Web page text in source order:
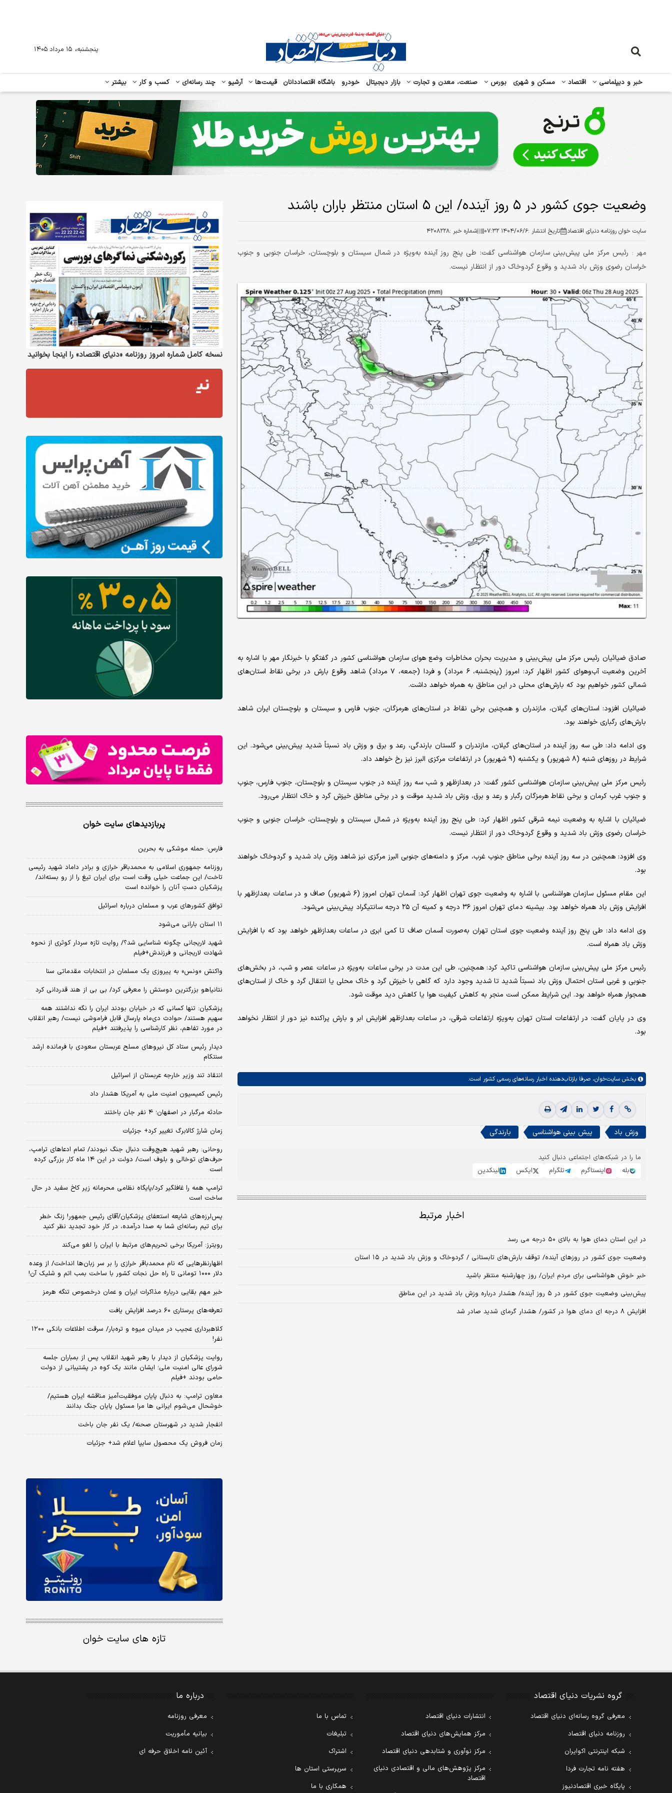
خبر و دیپلماسی اقتصاد مسکن و شهری بورس صنعت، معدن و تجارت بازار دیجیتال خودرو باشگاه اقتصاددانان قیمت‌ها آرشیو چند رسانه‌ای کسب و کار بیشتر
پنجشنبه، ۱۵ مرداد ۱۴۰۵
وضعیت جوی کشور در ۵ روز آینده/ این ۵ استان منتظر باران باشند
سایت خوان روزنامه دنیای اقتصاد تاریخ انتشار :۱۴۰۴/۰۶/۶ ۰۷:۳۲ شماره خبر :۴۲۰۸۲۲۸
مهر : رئیس مرکز ملی پیش‌بینی سازمان هواشناسی گفت: طی پنج روز آینده به‌ویژه در شمال سیستان و بلوچستان، خراسان جنوبی و جنوب
خراسان رضوی وزش باد شدید و وقوع گردوخاک دور از انتظار نیست.
صادق ضیائیان رئیس مرکز ملی پیش‌بینی و مدیریت بحران مخاطرات وضع هوای سازمان هواشناسی کشور در گفتگو با خبرنگار مهر با اشاره به
آخرین وضعیت آب‌وهوای کشور اظهار کرد: امروز (پنجشنبه، ۶ مرداد) و فردا (جمعه، ۷ مرداد) شاهد وقوع بارش در برخی نقاط استان‌های
شمالی کشور خواهیم بود که بارش‌های محلی در این مناطق به همراه خواهد داشت.
ضیائیان افزود: استان‌های گیلان، مازندران و همچنین برخی نقاط در استان‌های هرمزگان، جنوب فارس و سیستان و بلوچستان ایران شاهد
بارش‌های رگباری خواهند بود.
وی ادامه داد: طی سه روز آینده در استان‌های گیلان، مازندران و گلستان بارندگی، رعد و برق و وزش باد نسبتاً شدید پیش‌بینی می‌شود. این
شرایط در روزهای شنبه (۸ شهریور) و یکشنبه (۹ شهریور) در ارتفاعات مرکزی البرز نیز رخ خواهد داد.
رئیس مرکز ملی پیش‌بینی سازمان هواشناسی کشور گفت: در بعدازظهر و شب سه روز آینده در جنوب سیستان و بلوچستان، جنوب فارس، جنوب
و جنوب غرب کرمان و برخی نقاط هرمزگان رگبار و رعد و برق، وزش باد شدید موقت و در برخی مناطق خیزش گرد و خاک انتظار می‌رود.
ضیائیان با اشاره به وضعیت نیمه شرقی کشور اظهار کرد: طی پنج روز آینده به‌ویژه در شمال سیستان و بلوچستان، خراسان جنوبی و جنوب
خراسان رضوی وزش باد شدید و وقوع گردوخاک دور از انتظار نیست.
وی افزود: همچنین در سه روز آینده برخی مناطق جنوب غرب، مرکز و دامنه‌های جنوبی البرز مرکزی نیز شاهد وزش باد شدید و گردوخاک خواهند
بود.
این مقام مسئول سازمان هواشناسی با اشاره به وضعیت جوی تهران اظهار کرد: آسمان تهران امروز (۶ شهریور) صاف و در ساعات بعدازظهر با
افزایش وزش باد همراه خواهد بود. بیشینه دمای تهران امروز ۳۶ درجه و کمینه آن ۲۵ درجه سانتیگراد پیش‌بینی می‌شود.
وی ادامه داد: طی پنج روز آینده وضعیت جوی استان تهران به‌صورت آسمان صاف تا کمی ابری در ساعات بعدازظهر خواهد بود که با افزایش
وزش باد همراه است.
رئیس مرکز ملی پیش‌بینی سازمان هواشناسی تاکید کرد: همچنین، طی این مدت در برخی ساعات به‌ویژه در ساعات عصر و شب، در بخش‌های
جنوبی و غربی استان احتمال وزش باد نسبتاً شدید تا شدید وجود دارد که گاهی با خیزش گرد و خاک محلی یا انتقال گرد و خاک از استان‌های
همجوار همراه خواهد بود. این شرایط ممکن است منجر به کاهش کیفیت هوا یا کاهش دید موقت شود.
وی در پایان گفت: در ارتفاعات استان تهران به‌ویژه ارتفاعات شرقی، در ساعات بعدازظهر افزایش ابر و بارش پراکنده نیز دور از انتظار نخواهد
بود.
بخش سایت‌خوان، صرفا بازتاب‌دهنده اخبار رسانه‌های رسمی کشور است.
وزش باد پیش بینی هواشناسی بارندگی
ما را در شبکه‌های اجتماعی دنبال کنید
بله
اینستاگرم تلگرام ایکس لینکدین
اخبار مرتبط
در این استان دمای هوا به بالای ۵۰ درجه می رسد
وضعیت جوی کشور در روزهای آینده/ توقف بارش‌های تابستانی / گردوخاک و وزش باد شدید در ۱۵ استان
خبر خوش هواشناسی برای مردم ایران/ روز چهارشنبه منتظر باشید
پیش‌بینی وضعیت جوی کشور در ۵ روز آینده/ هشدار درباره وزش باد شدید در این مناطق
افزایش ۸ درجه ای دمای هوا در کشور/ هشدار گرمای شدید صادر شد
نسخه کامل شماره امروز روزنامه «دنیای‌ اقتصاد» را اینجا بخوانید
پربازدیدهای سایت خوان
فارس: حمله موشکی به بحرین
روزنامه جمهوری اسلامی به محمدباقر خرازی و برادر داماد شهید رئیسی
تاخت/ این جماعت خیلی وقت است برای ایران تیغ را از رو بسته‌اند/
پزشکیان دستِ آنان را خوانده است
توافق کشورهای عرب و مسلمان درباره اسرائیل
۱۱ استان بارانی می‌شود
شهید لاریجانی چگونه شناسایی شد؟/ روایت تازه سردار کوثری از نحوه
شهادت لاریجانی و فرزندش+فیلم
واکنش «ونس» به پیروزی یک مسلمان در انتخابات مقدماتی سنا
نتانیاهو بزرگترین دوستش را معرفی کرد/ بی بی از هند قدردانی کرد
پزشکیان: تنها کسانی که در خیابان بودند ایران را نگه نداشتند همه
سهیم هستند/ حوادث دی‌ماه پارسال قابل فراموشی نیست/ رهبر انقلاب
در مورد تفاهم، نظر کارشناسی را پذیرفتند +فیلم
دیدار رئیس ستاد کل نیروهای مسلح عربستان سعودی با فرمانده ارشد
سنتکام
انتقاد تند وزیر خارجه عربستان از اسرائیل
رئیس کمیسیون امنیت ملی به آمریکا هشدار داد
حادثه مرگبار در اصفهان؛ ۴ نفر جان باختند
زمان شارژ کالابرگ تغییر کرد+ جزئیات
روحانی: رهبر شهید هیچ‌وقت دنبال جنگ نبودند/ تمام ادعاهای ترامپ،
حرف‌های توخالی و بلوف است/ دولت در این ۱۴ ماه کار بزرگی کرده
است
ترامپ همه را غافلگیر کرد/پایگاه نظامی محرمانه زیر کاخ سفید در حال
ساخت است
پس‌لرزه‌های شایعه استعفای پزشکیان/آقای رئیس جمهور! زنگ خطر
برای تیم رسانه‌ای شما به صدا درآمده، در کار خود تجدید نظر کنید
رویترز: آمریکا برخی تحریم‌های مرتبط با ایران را لغو می‌کند
اظهارنظرهایی که نام محمدباقر خرازی را بر سر زبان‌ها انداخت/ از وعده
دلار ۱۰۰۰ تومانی تا راه حل نجات کشور با ساخت بمب اتم و شلیک آن!
خبر مهم بقایی درباره مذاکرات ایران و عمان درخصوص تنگه هرمز
تعرفه‌های پرستاری ۶۰ درصد افزایش یافت
کلاهبرداری عجیب در میدان میوه و تره‌بار/ سرقت اطلاعات بانکی ۱۲۰۰
نفر!
روایت پزشکیان از دیدار با رهبر شهید انقلاب پس از بمباران جلسه
شورای عالی امنیت ملی؛ ایشان مانند یک کوه در پشتیبانی از دولت
حامی بودند +فیلم
معاون ترامپ: به دنبال پایان موفقیت‌آمیز مناقشه ایران هستیم/
خوشحال می‌شوم ایرانی ها مرا مسئول پایان جنگ بدانند
انفجار شدید در شهرستان صحنه/ یک نفر جان باخت
زمان فروش یک محصول سایپا اعلام شد+ جزئیات
تازه های سایت خوان
گروه نشریات دنیای اقتصاد
معرفی گروه رسانه‌ای دنیای اقتصاد
روزنامه دنیای اقتصاد
شبکه اینترنتی اکوایران
هفته نامه تجارت فردا
پایگاه خبری اقتصادنیوز
انتشارات دنیای اقتصاد
مرکز همایش‌های دنیای اقتصاد
مرکز نوآوری و شتابدهی دنیای اقتصاد
مرکز پژوهش‌های مالی و اقتصادی دنیای
اقتصاد
تماس با ما
تبلیغات
اشتراک
سرپرستی استان ها
همکاری با ما
درباره ما
معرفی روزنامه
بیانیه مأموریت
آئین نامه اخلاق حرفه ای